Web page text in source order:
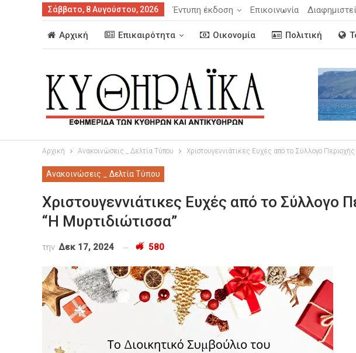
Σάββατο, 8 Αυγούστου, 2026 Έντυπη έκδοση Επικοινωνία
Αρχική Επικαιρότητα Οικονομία Πολιτική
Αρχική Ανακοινώσεις _ Δελτία Τύπου Χριστουγεννιάτικες Ευχές από το Σύλλογο
Ανακοινώσεις _ Δελτία Τύπου
Χριστουγεννιάτικες Ευχές από το Σύλλογο
“Η Μυρτιδιώτισσα”
την Δεκ 17, 2024 580